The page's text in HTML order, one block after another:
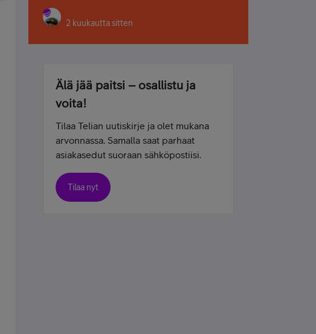
2 kuukautta sitten
Älä jää paitsi – osallistu ja
voita!
Tilaa Telian uutiskirje ja olet mukana
arvonnassa. Samalla saat parhaat
asiakasedut suoraan sähköpostiisi.
Tilaa nyt